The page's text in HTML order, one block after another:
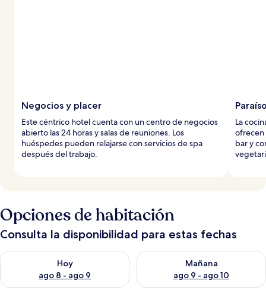
Negocios y placer
Este céntrico hotel cuenta con un centro de negocios
abierto las 24 horas y salas de reuniones. Los
huéspedes pueden relajarse con servicios de spa
después del trabajo.
La
ofrecen
bar y
Opciones de habitación
Consulta la disponibilidad para estas fechas
Hoy
ago 8 - ago 9
Consulta la disponibilidad para hoy ago 8 - ago 9
Mañana
ago 9 - ago 10
Consulta la disponibilidad